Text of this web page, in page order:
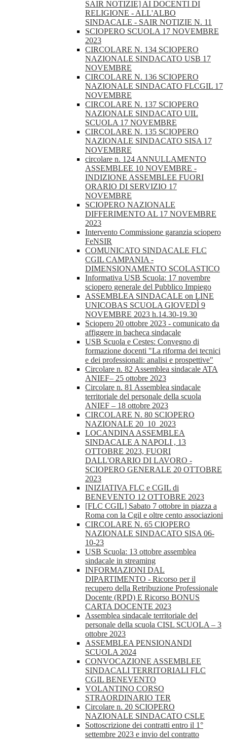
SAIR NOTIZIE] AI DOCENTI DI
RELIGIONE - ALL'ALBO
SINDACALE - SAIR NOTIZIE N. 11
SCIOPERO SCUOLA 17 NOVEMBRE
2023
CIRCOLARE N. 134 SCIOPERO
NAZIONALE SINDACATO USB 17
NOVEMBRE
CIRCOLARE N. 136 SCIOPERO
NAZIONALE SINDACATO FLCGIL 17
NOVEMBRE
CIRCOLARE N. 137 SCIOPERO
NAZIONALE SINDACATO UIL
SCUOLA 17 NOVEMBRE
CIRCOLARE N. 135 SCIOPERO
NAZIONALE SINDACATO SISA 17
NOVEMBRE
circolare n. 124 ANNULLAMENTO
ASSEMBLEE 10 NOVEMBRE -
INDIZIONE ASSEMBLEE FUORI
ORARIO DI SERVIZIO 17
NOVEMBRE
SCIOPERO NAZIONALE
DIFFERIMENTO AL 17 NOVEMBRE
2023
Intervento Commissione garanzia sciopero
FeNSIR
COMUNICATO SINDACALE FLC
CGIL CAMPANIA -
DIMENSIONAMENTO SCOLASTICO
Informativa USB Scuola: 17 novembre
sciopero generale del Pubblico Impiego
ASSEMBLEA SINDACALE on LINE
UNICOBAS SCUOLA GIOVEDÌ 9
NOVEMBRE 2023 h.14.30-19.30
Sciopero 20 ottobre 2023 - comunicato da
affiggere in bacheca sindacale
USB Scuola e Cestes: Convegno di
formazione docenti "La riforma dei tecnici
e dei professionali: analisi e prospettive"
Circolare n. 82 Assemblea sindacale ATA
ANIEF– 25 ottobre 2023
Circolare n. 81 Assemblea sindacale
territoriale del personale della scuola
ANIEF – 18 ottobre 2023
CIRCOLARE N. 80 SCIOPERO
NAZIONALE 20_10_2023
LOCANDINA ASSEMBLEA
SINDACALE A NAPOLI , 13
OTTOBRE 2023, FUORI
DALL'ORARIO DI LAVORO -
SCIOPERO GENERALE 20 OTTOBRE
2023
INIZIATIVA FLC e CGIL di
BENEVENTO 12 OTTOBRE 2023
[FLC CGIL] Sabato 7 ottobre in piazza a
Roma con la Cgil e oltre cento associazioni
CIRCOLARE N. 65 CIOPERO
NAZIONALE SINDACATO SISA 06-
10-23
USB Scuola: 13 ottobre assemblea
sindacale in streaming
INFORMAZIONI DAL
DIPARTIMENTO - Ricorso per il
recupero della Retribuzione Professionale
Docente (RPD) E Ricorso BONUS
CARTA DOCENTE 2023
Assemblea sindacale territoriale del
personale della scuola CISL SCUOLA – 3
ottobre 2023
ASSEMBLEA PENSIONANDI
SCUOLA 2024
CONVOCAZIONE ASSEMBLEE
SINDACALI TERRITORIALI FLC
CGIL BENEVENTO
VOLANTINO CORSO
STRAORDINARIO TER
Circolare n. 20 SCIOPERO
NAZIONALE SINDACATO CSLE
Sottoscrizione dei contratti entro il 1°
settembre 2023 e invio del contratto